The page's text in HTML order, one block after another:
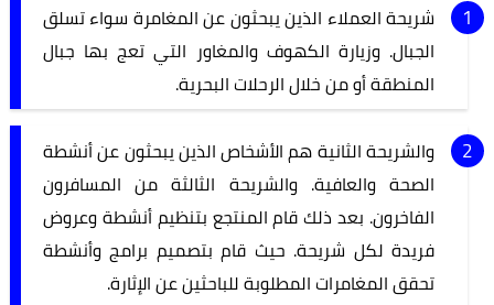
شريحة العملاء الذين يبحثون عن المغامرة سواء تسلق
الجبال. وزيارة الكهوف والمغاور التي تعج بها جبال
المنطقة أو من خلال الرحلات البحرية.
والشريحة الثانية هم الأشخاص الذين يبحثون عن أنشطة
الصحة والعافية. والشريحة الثالثة من المسافرون
الفاخرون. بعد ذلك قام المنتجع بتنظيم أنشطة وعروض
فريدة لكل شريحة. حيث قام بتصميم برامج وأنشطة
تحقق المغامرات المطلوبة للباحثين عن الإثارة.